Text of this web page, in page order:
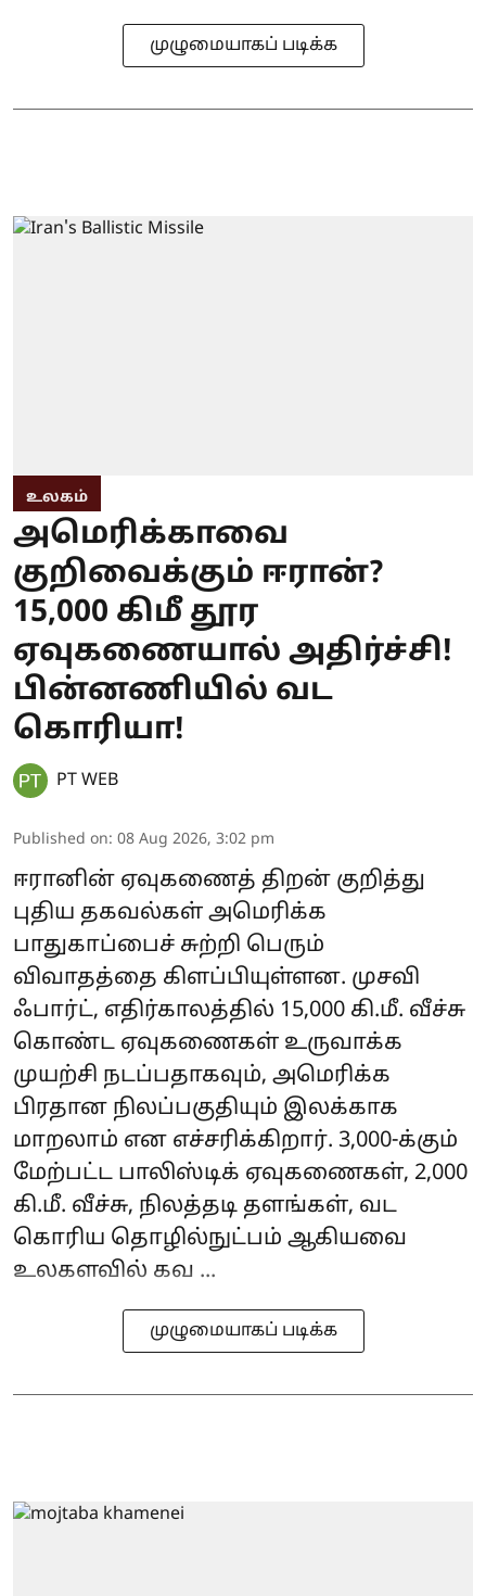
முழுமையாகப் படிக்க
உலகம்
அமெரிக்காவை
குறிவைக்கும் ஈரான்?
15,000 கிமீ தூர
ஏவுகணையால் அதிர்ச்சி!
பின்னணியில் வட
கொரியா!
PT WEB
Published on: 08 Aug 2026, 3:02 pm
ஈரானின் ஏவுகணைத் திறன் குறித்து
புதிய தகவல்கள் அமெரிக்க
பாதுகாப்பைச் சுற்றி பெரும்
விவாதத்தை கிளப்பியுள்ளன. முசவி
ஃபார்ட், எதிர்காலத்தில் 15,000 கி.மீ. வீச்சு
கொண்ட ஏவுகணைகள் உருவாக்க
முயற்சி நடப்பதாகவும், அமெரிக்க
பிரதான நிலப்பகுதியும் இலக்காக
மாறலாம் என எச்சரிக்கிறார். 3,000-க்கும்
மேற்பட்ட பாலிஸ்டிக் ஏவுகணைகள், 2,000
கி.மீ. வீச்சு, நிலத்தடி தளங்கள், வட
கொரிய தொழில்நுட்பம் ஆகியவை
உலகளவில் கவ ...
முழுமையாகப் படிக்க